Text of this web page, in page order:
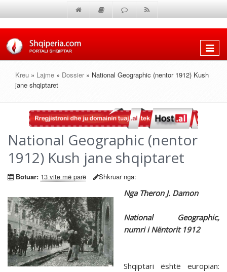
Shfaq
Kreu » Lajme » Dossier » National Geographic (nentor 1912) Kush
jane shqiptaret
National Geographic (nentor
1912) Kush jane shqiptaret
Botuar: 13 vite më parë Shkruar nga:
Nga Theron J. Damon
National Geographic,
numri i Nëntorit 1912
Shqiptari është europian: